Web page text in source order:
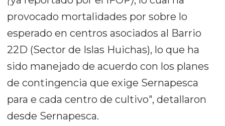
provocado mortalidades por sobre lo
esperado en centros asociados al Barrio
22D (Sector de Islas Huichas), lo que ha
sido manejado de acuerdo con los planes
de contingencia que exige Sernapesca
para e cada centro de cultivo", detallaron
desde Sernapesca.